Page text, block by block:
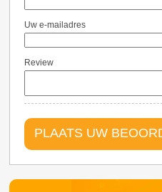
Uw e-mailadres
Review
PLAATS UW